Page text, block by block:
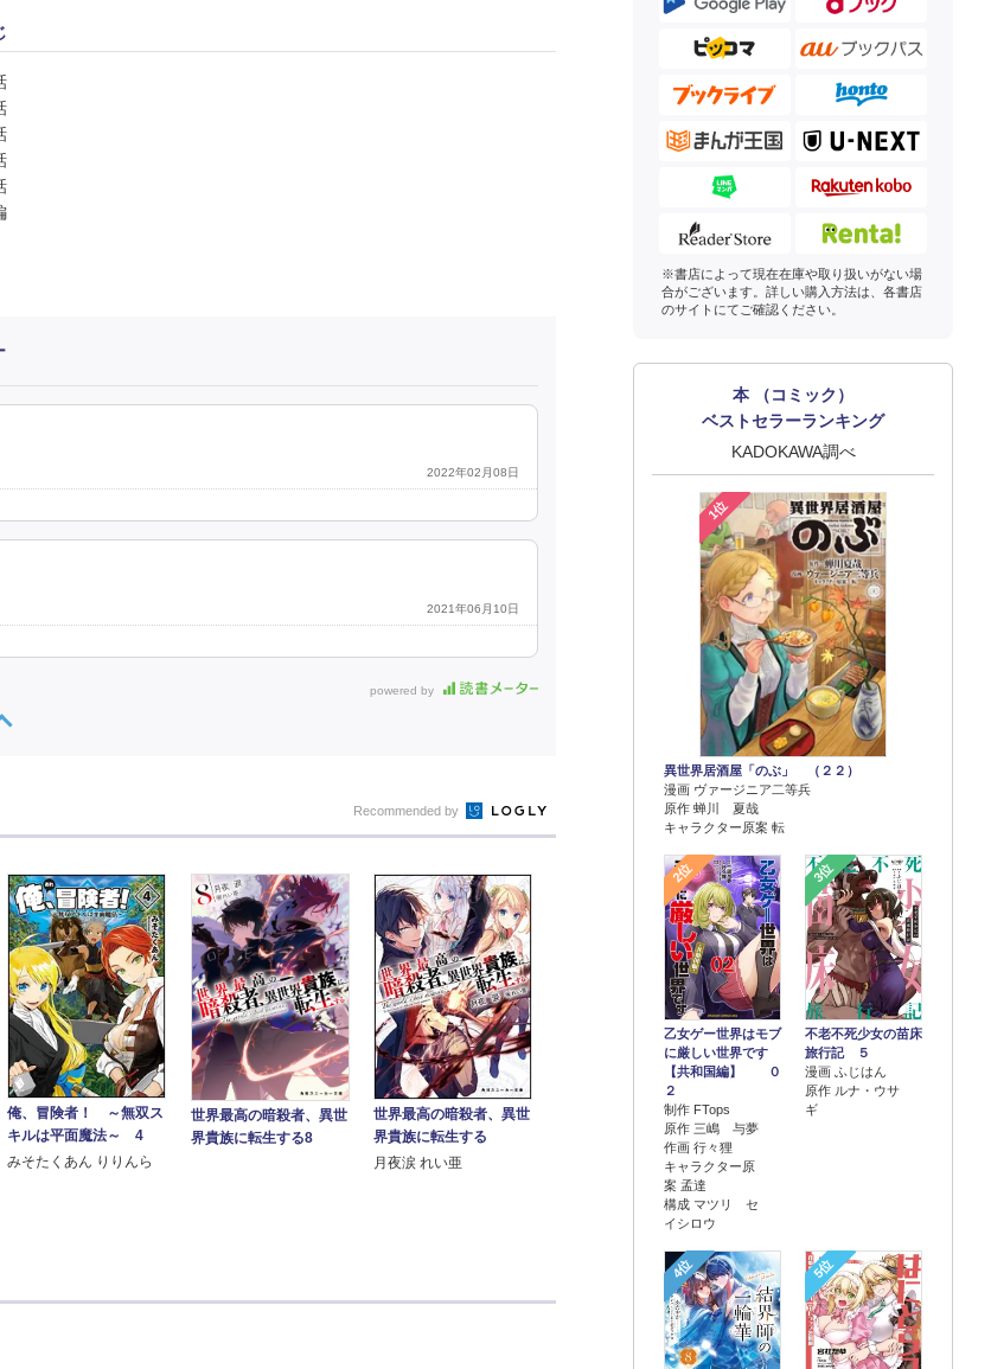
2022年02月08日
2021年06月10日
powered by
※書店によって現在在庫や取り扱いがない場
合がございます。詳しい購入方法は、各書店
のサイトにてご確認ください。
本 （コミック）
ベストセラーランキング
KADOKAWA調べ
1位
異世界居酒屋「のぶ」 （２２）
漫画 ヴァージニア二等兵
原作 蝉川 夏哉
キャラクター原案 転
2位
乙女ゲー世界はモブ
に厳しい世界です
【共和国編】 ０
２
制作 FTops
原作 三嶋 与夢
作画 行々狸
キャラクター原
案 孟達
構成 マツリ セ
イシロウ
3位
不老不死少女の苗床
旅行記 ５
漫画 ふじはん
原作 ルナ・ウサ
ギ
4位 5位
Recommended by
俺、冒険者！ ～無双ス
キルは平面魔法～ 4
みそたくあん りりんら
世界最高の暗殺者、異世
界貴族に転生する8
世界最高の暗殺者、異世
界貴族に転生する
月夜涙 れい亜